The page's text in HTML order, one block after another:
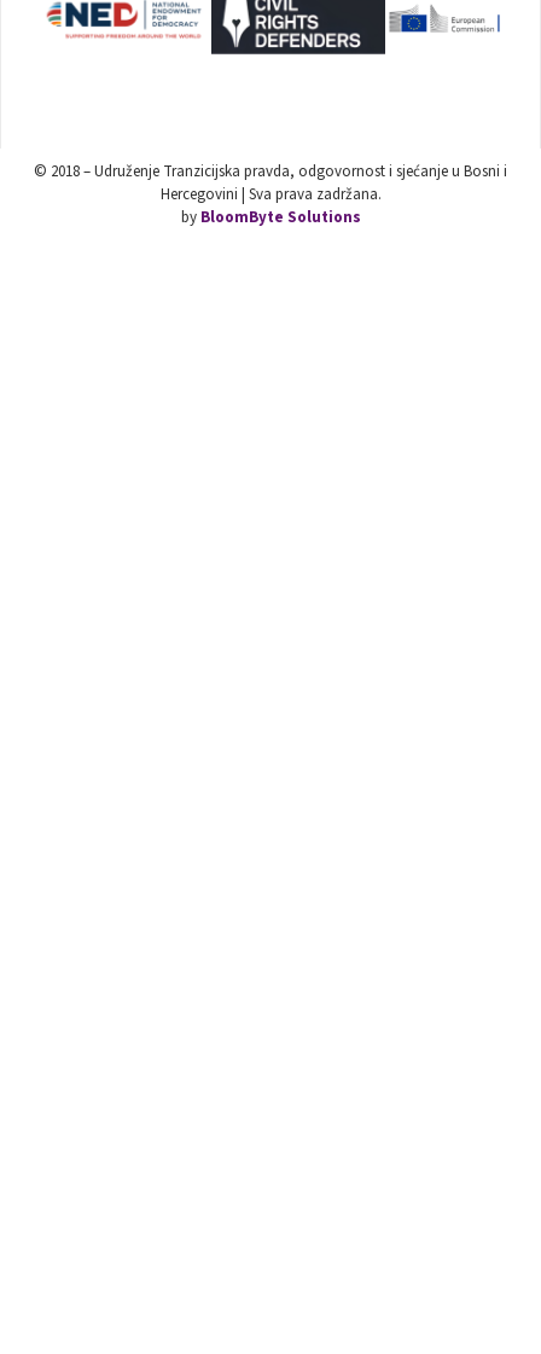
© 2018 – Udruženje Tranzicijska pravda, odgovornost i sjećanje u Bosni i
Hercegovini | Sva prava zadržana.
by BloomByte Solutions